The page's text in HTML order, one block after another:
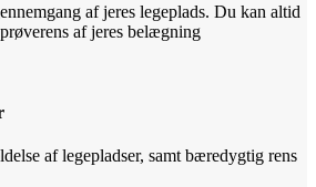
af jeres legeplads. Du kan altid
af jeres belægning
af legepladser, samt bæredygtig rens